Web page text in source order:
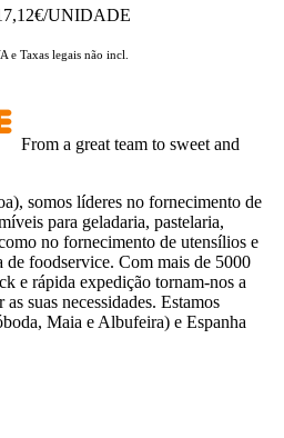
€/UNIDADE
e Taxas legais não incl.
From a great team to sweet and
somos líderes no fornecimento de
para geladaria, pastelaria,
no fornecimento de utensílios e
de foodservice. Com mais de 5000
e rápida expedição tornam-nos a
suas necessidades. Estamos
Maia e Albufeira) e Espanha